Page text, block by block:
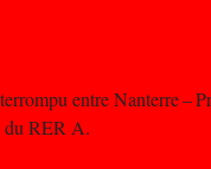
entre Nanterre –
du RER A.